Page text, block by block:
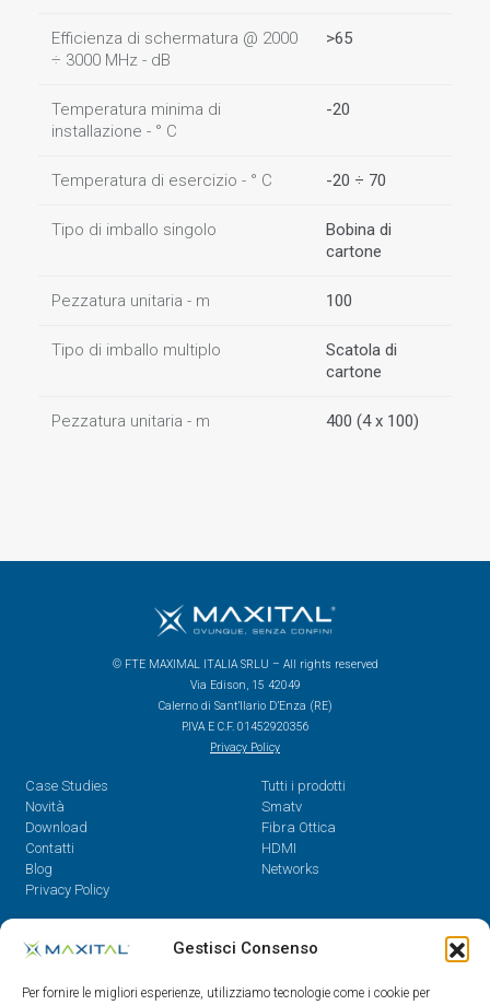
Gestisci Consenso
Per fornire le migliori esperienze, utilizziamo tecnologie come i cookie per
Efficienza di schermatura @ 2000
÷ 3000 MHz - dB
>65
Temperatura minima di
installazione - ° C
-20
Temperatura di esercizio - ° C -20 ÷ 70
Tipo di imballo singolo
Bobina di
cartone
Pezzatura unitaria - m 100
Tipo di imballo multiplo
Scatola di
cartone
Pezzatura unitaria - m 400 (4 x 100)
© FTE MAXIMAL ITALIA SRLU – All rights reserved
Via Edison, 15 42049
Calerno di Sant’Ilario D’Enza (RE)
P.IVA E C.F. 01452920356
Privacy Policy
Case Studies
Novità
Download
Contatti
Blog
Privacy Policy
Tutti i prodotti
Smatv
Fibra Ottica
HDMI
Networks
Contatti